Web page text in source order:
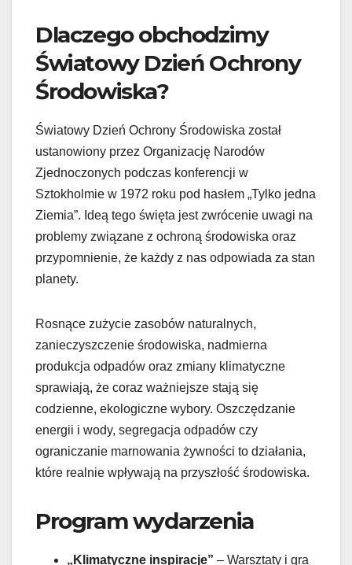
Dlaczego obchodzimy
Światowy Dzień Ochrony
Środowiska?
Światowy Dzień Ochrony Środowiska został
ustanowiony przez Organizację Narodów
Zjednoczonych podczas konferencji w
Sztokholmie w 1972 roku pod hasłem „Tylko jedna
Ziemia”. Ideą tego święta jest zwrócenie uwagi na
problemy związane z ochroną środowiska oraz
przypomnienie, że każdy z nas odpowiada za stan
planety.
Rosnące zużycie zasobów naturalnych,
zanieczyszczenie środowiska, nadmierna
produkcja odpadów oraz zmiany klimatyczne
sprawiają, że coraz ważniejsze stają się
codzienne, ekologiczne wybory. Oszczędzanie
energii i wody, segregacja odpadów czy
ograniczanie marnowania żywności to działania,
które realnie wpływają na przyszłość środowiska.
Program wydarzenia
„Klimatyczne inspiracje” – Warsztaty i gra